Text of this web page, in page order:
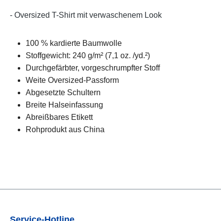
- Oversized T-Shirt mit verwaschenem Look
100 % kardierte Baumwolle
Stoffgewicht: 240 g/m² (7,1 oz. /yd.²)
Durchgefärbter, vorgeschrumpfter Stoff
Weite Oversized-Passform
Abgesetzte Schultern
Breite Halseinfassung
Abreißbares Etikett
Rohprodukt aus China